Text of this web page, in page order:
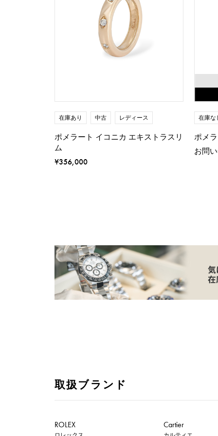
在庫あり 中古 レディース
ポメラート イコニカ エキストラスリ
ム
¥356,000
在庫な
ポメ
お問
取扱ブランド
ROLEX Cartier